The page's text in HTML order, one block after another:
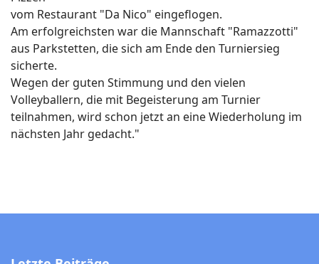
vom Restaurant "Da Nico" eingeflogen.
Am erfolgreichsten war die Mannschaft "Ramazzotti"
aus Parkstetten, die sich am Ende den Turniersieg
sicherte.
Wegen der guten Stimmung und den vielen
Volleyballern, die mit Begeisterung am Turnier
teilnahmen, wird schon jetzt an eine Wiederholung im
nächsten Jahr gedacht."